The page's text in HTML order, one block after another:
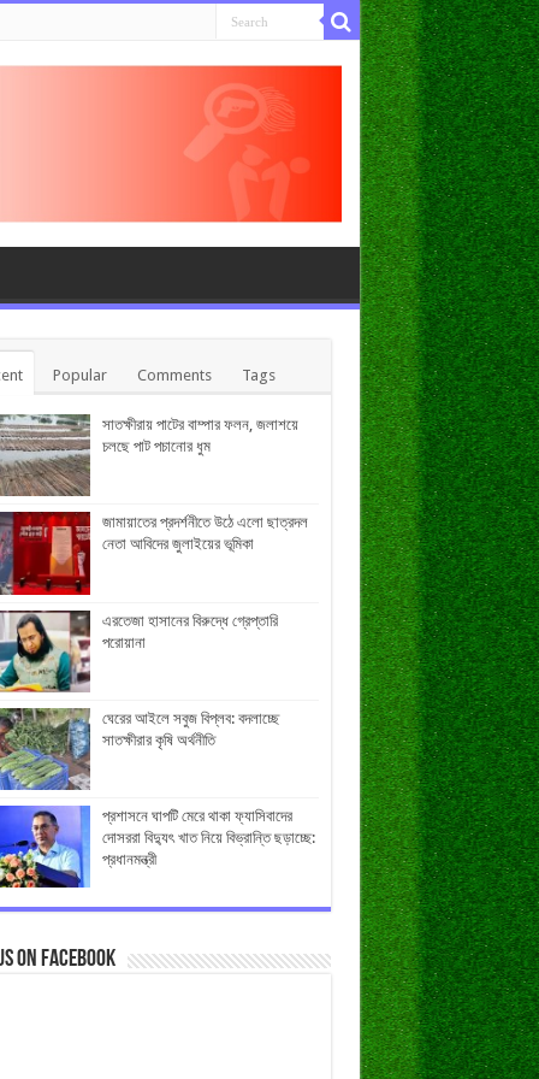
Popular Comments Tags
সাতক্ষীরায় পাটের বাম্পার ফলন, জলাশয়ে
চলছে পাট পচানোর ধুম
জামায়াতের প্রদর্শনীতে উঠে এলো ছাত্রদল
নেতা আবিদের জুলাইয়ের ভূমিকা
এরতেজা হাসানের বিরুদ্ধে গ্রেপ্তারি
পরোয়ানা
ঘেরের আইলে সবুজ বিপ্লব: বদলাচ্ছে
সাতক্ষীরার কৃষি অর্থনীতি
প্রশাসনে ঘাপটি মেরে থাকা ফ্যাসিবাদের
দোসররা বিদ্যুৎ খাত নিয়ে বিভ্রান্তি ছড়াচ্ছে:
প্রধানমন্ত্রী
on Facebook